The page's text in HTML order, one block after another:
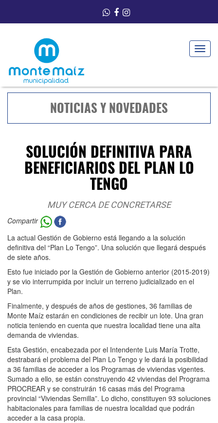
Toggle
NOTICIAS Y NOVEDADES
SOLUCIÓN DEFINITIVA PARA
BENEFICIARIOS DEL PLAN LO
TENGO
MUY CERCA DE CONCRETARSE
Compartir
La actual Gestión de Gobierno está llegando a la solución
definitiva del “Plan Lo Tengo”. Una solución que llegará después
de siete años.
Esto fue iniciado por la Gestión de Gobierno anterior (2015-2019)
y se vio interrumpida por incluir un terreno judicializado en el
Plan.
Finalmente, y después de años de gestiones, 36 familias de
Monte Maíz estarán en condiciones de recibir un lote. Una gran
noticia teniendo en cuenta que nuestra localidad tiene una alta
demanda de viviendas.
Esta Gestión, encabezada por el Intendente Luis María Trotte,
destrabará el problema del Plan Lo Tengo y le dará la posibilidad
a 36 familias de acceder a los Programas de viviendas vigentes.
Sumado a ello, se están construyendo 42 viviendas del Programa
PROCREAR y se construirán 16 casas más del Programa
provincial “Viviendas Semilla”. Lo dicho, constituyen 93 soluciones
habitacionales para familias de nuestra localidad que podrán
acceder a la casa propia.